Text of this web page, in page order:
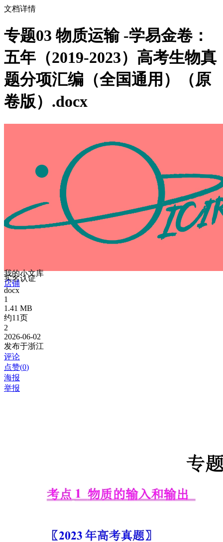
文档详情
专题03 物质运输 -学易金卷：
五年（2019-2023）高考生物真
题分项汇编（全国通用）（原
卷版）.docx
我的小文库
实名认证
店铺
docx
1
1.41 MB
约11页
2
2026-06-02
发布于浙江
评论
点赞(0)
海报
举报